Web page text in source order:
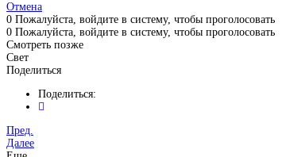
Отмена
0 Пожалуйста, войдите в систему, чтобы проголосовать
0 Пожалуйста, войдите в систему, чтобы проголосовать
Смотреть позже
Свет
Поделиться
Поделиться:
Пред.
Далее